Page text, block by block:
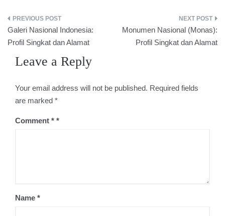
Post
navigation
Galeri Nasional Indonesia:
Profil Singkat dan Alamat
Monumen Nasional (Monas):
Profil Singkat dan Alamat
Leave a Reply
Your email address will not be published. Required fields
are marked *
Comment *
Name *